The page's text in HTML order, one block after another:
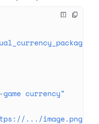
currency"
.../image.png"